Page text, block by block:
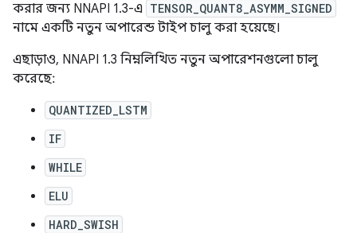
করার জন্য NNAPI 1.3-এ TENSOR_QUANT8_ASYMM_SIGNED
নামে একটি নতুন অপারেন্ড টাইপ চালু করা হয়েছে।
এছাড়াও, NNAPI 1.3 নিম্নলিখিত নতুন অপারেশনগুলো চালু
করেছে:
QUANTIZED_LSTM
IF
WHILE
ELU
HARD_SWISH